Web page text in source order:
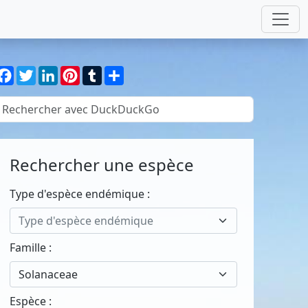
Facebook
TwitterLinkedInPinterest
TumblrPartager
Rechercher une espèce
Type d'espèce endémique :
Type d'espèce endémique
Famille :
Solanaceae
Espèce :